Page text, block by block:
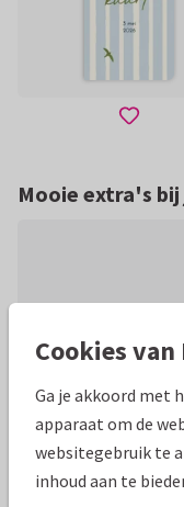
Mooie extra's
Cookies
Ga je akkoord met
apparaat om de
websitegebruik te
inhoud aan te